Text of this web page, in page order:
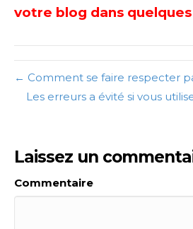
votre blog dans quelques
← Comment se faire respecter
Les erreurs a évité si vous
Laissez un
Commentaire